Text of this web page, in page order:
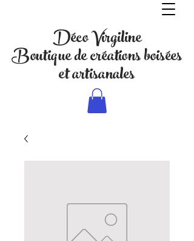
Déco Virgiline
Boutique de créations boisées
et artisanales